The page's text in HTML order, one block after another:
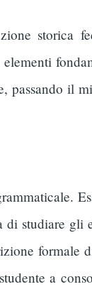
storica
passando il
studiare
a